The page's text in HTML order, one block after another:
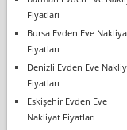
Fiyatları
Bursa Evden Eve
Fiyatları
Denizli Evden Eve
Fiyatları
Eskişehir Evden Eve
Nakliyat Fiyatları